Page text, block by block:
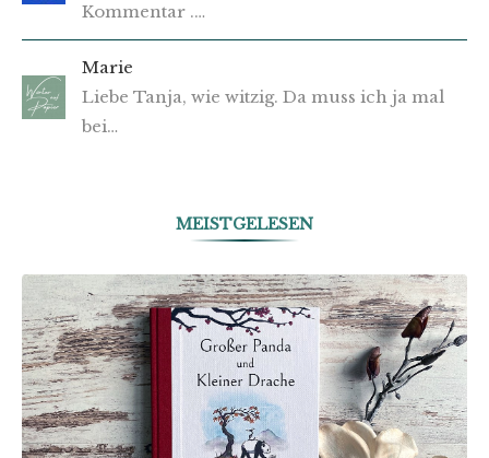
Kommentar .…
Marie
Liebe Tanja, wie witzig. Da muss ich ja mal
bei…
MEISTGELESEN